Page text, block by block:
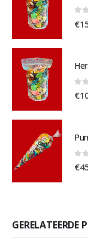
€
0
€
0
€
GERELATEERDE